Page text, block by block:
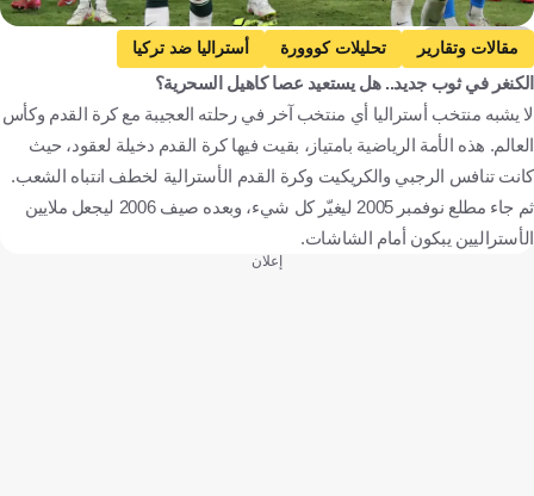
Getty Images
مقالات وتقارير تحليلات كووورة
أستراليا ضد تركيا
أستراليا
تركيا
كأس العالم
الولايات المتحدة الأمريكية ضد أستراليا
الولايات المتحدة الأمريكية
باراجواي ضد أستراليا
باراجواي
تيم كاهيل مارك شوارزر أستراليا
تركيا
كندا
الولايات المتحدة باراغواي
الكنغر في ثوب جديد.. هل يستعيد عصا كاهيل السحرية؟
لا يشبه منتخب أستراليا أي منتخب آخر في رحلته العجيبة مع كرة القدم وكأس
العالم. هذه الأمة الرياضية بامتياز، بقيت فيها كرة القدم دخيلة لعقود، حيث
كانت تنافس الرجبي والكريكيت وكرة القدم الأسترالية لخطف انتباه الشعب.
ثم جاء مطلع نوفمبر 2005 ليغيّر كل شيء، وبعده صيف 2006 ليجعل ملايين
الأستراليين يبكون أمام الشاشات.
إعلان